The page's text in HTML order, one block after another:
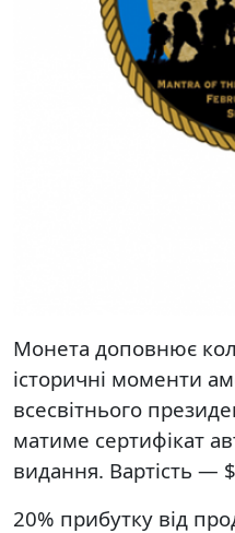
Монета доповнює
історичні моменти
всесвітнього
матиме сертифікат
видання. Вартість —
20% прибутку від